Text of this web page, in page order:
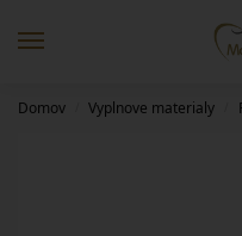
Domov Vyplnove materialy